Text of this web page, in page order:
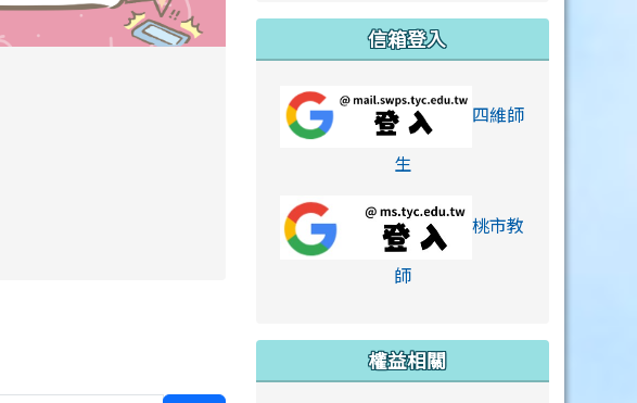
Shorts/xiaohongshu.html
xiaohongshu.html
Shorts/xiaohongshu.html
信箱登入
四維師
生link to https://
桃市教
師link to https://
權益相關